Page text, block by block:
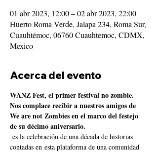
01 abr 2023, 12:00 – 02 abr 2023, 22:00
Huerto Roma Verde, Jalapa 234, Roma Sur,
Cuauhtémoc, 06760 Cuauhtemoc, CDMX,
Mexico
Acerca del evento
WANZ Fest, el primer festival no zombie.
Nos complace recibir a nuestros amigos de
We are not Zombies en el marco del festejo
de su décimo aniversario.
es la celebración de una década de historias
contadas en esta plataforma de una comunidad